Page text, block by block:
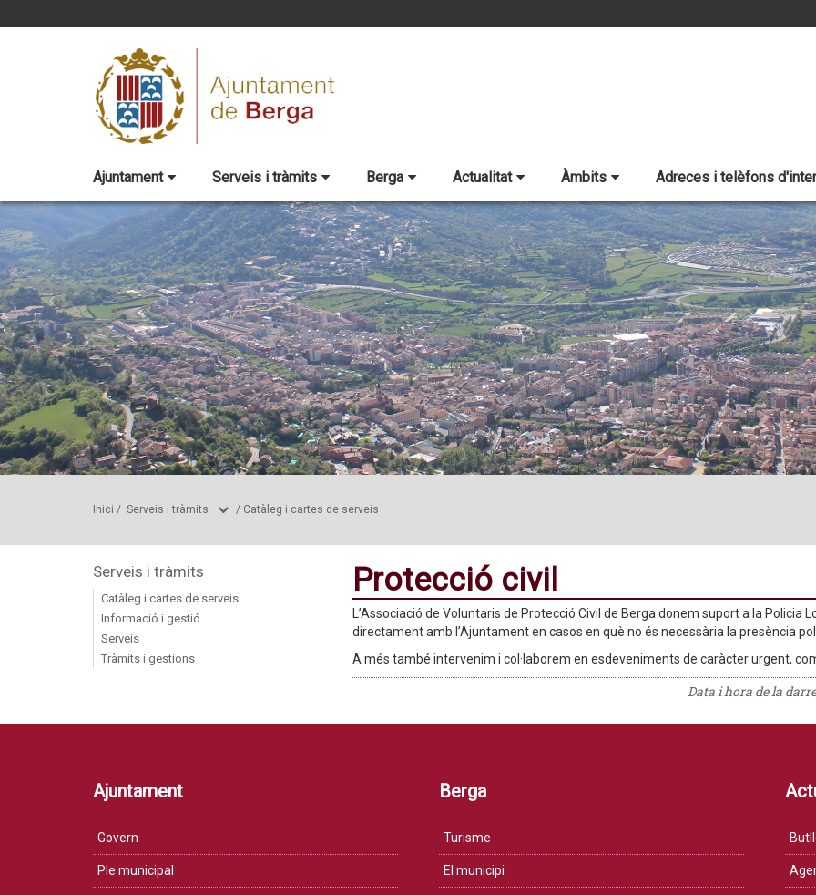
Ajuntament Serveis i tràmits Berga Actualitat Àmbits Adreces i telèfons
Inici / Serveis i tràmits / Catàleg i cartes de serveis
Serveis i tràmits
Catàleg i cartes de serveis
Informació i gestió
Serveis
Tràmits i gestions
Protecció civil
L’Associació de Voluntaris de Protecció Civil de Berga donem suport a la Policia
directament amb l’Ajuntament en casos en què no és necessària la presència
A més també intervenim i col·laborem en esdeveniments de caràcter urgent,
Data i hora de la
Ajuntament
Govern
Ple municipal
Berga
Turisme
El municipi